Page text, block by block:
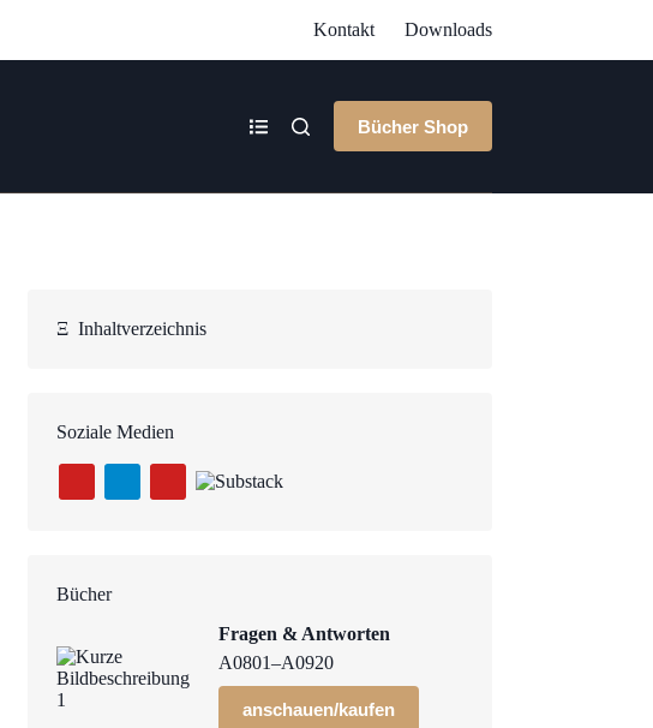
Kontakt Downloads
Bücher Shop
ΞInhaltverzeichnis
Soziale Medien
Bücher
Fragen & Antworten
A0801–A0920
anschauen/kaufen